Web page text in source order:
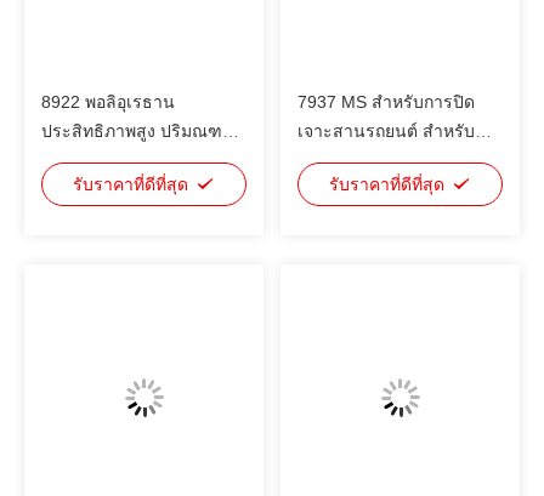
8922 พอลิอุเรธาน
ประสิทธิภาพสูง ปริมณฑล
ปัดลม สะอาดต่อสิ่งแวดล้อม
ทิคโซโทรปี้สูง ไม่มี
รับราคาที่ดีที่สุด
7937 MS สําหรับการปิด
เจาะสานรถยนต์ สําหรับ
การผลิตยาน OEM และการ
ติดตั้งกระจก
รับราคาที่ดีที่สุด